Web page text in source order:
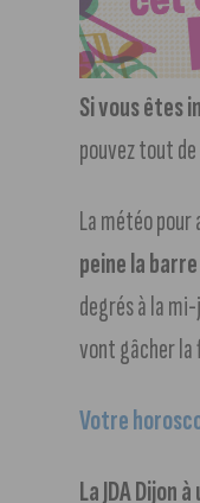
Si vous êtes
pouvez tout
La météo pour
peine la
degrés à la
vont gâcher
Votre
La JDA Dijon